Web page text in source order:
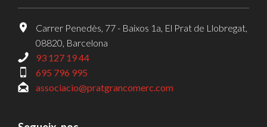
Carrer Penedès, 77 - Baixos 1a, El Prat de Llobregat,
08820, Barcelona
93 127 19 44
695 796 995
associacio@pratgrancomerc.com